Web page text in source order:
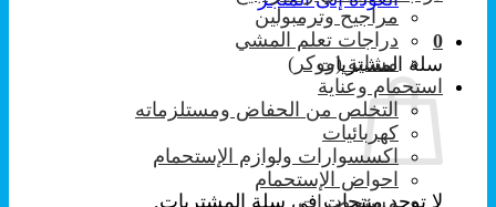
0
سلة المشتريات
لا توجد منتجات في سلة المشتريات.
مراجيح وترمبولين
دراجات تعلم المشي
مشاية (ووكر)
استحمام وعناية
التخلص من الحفاض ومستلزماته
كهربائيات
اكسسوارات ولوازم الإستحمام
احواض الإستحمام
مستحضرات